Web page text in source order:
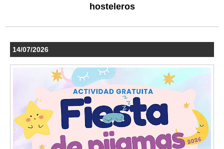
hosteleros
14/07/2026